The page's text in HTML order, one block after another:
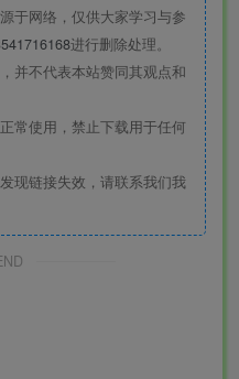
于网络，仅供大家学习与参
进行删除处理。
并不代表本站赞同其观点和
常使用，禁止下载用于任何
现链接失效，请联系我们我